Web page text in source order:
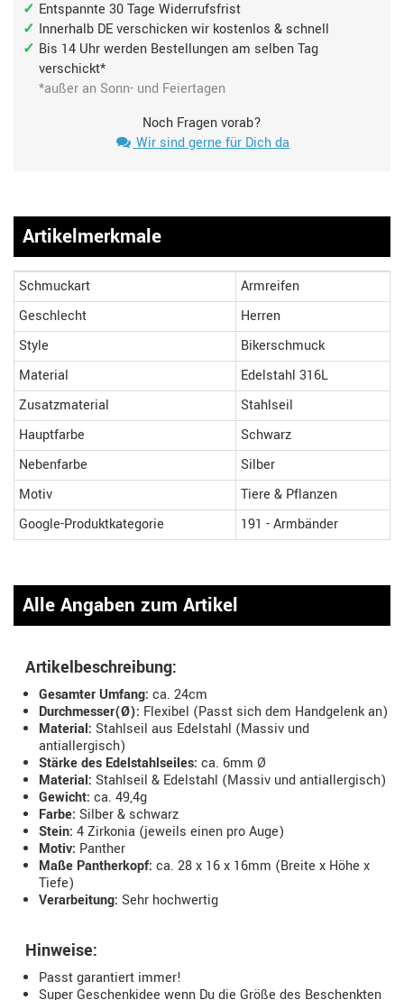
Entspannte 30 Tage Widerrufsfrist
Innerhalb DE verschicken wir kostenlos & schnell
Bis 14 Uhr werden Bestellungen am selben Tag
verschickt*
*außer an Sonn- und Feiertagen
Noch Fragen vorab?
Wir sind gerne für Dich da
Artikelmerkmale
Schmuckart
Armreifen
Geschlecht
Herren
Style
Bikerschmuck
Material
Edelstahl 316L
Zusatzmaterial
Stahlseil
Hauptfarbe
Schwarz
Nebenfarbe
Silber
Motiv
Tiere & Pflanzen
Google-Produktkategorie
191 - Armbänder
Alle Angaben zum Artikel
Artikelbeschreibung:
Gesamter Umfang: ca. 24cm
Durchmesser(Ø): Flexibel (Passt sich dem Handgelenk an)
Material: Stahlseil aus Edelstahl (Massiv und
antiallergisch)
Stärke des Edelstahlseiles: ca. 6mm Ø
Material: Stahlseil & Edelstahl (Massiv und antiallergisch)
Gewicht: ca. 49,4g
Farbe: Silber & schwarz
Stein: 4 Zirkonia (jeweils einen pro Auge)
Motiv: Panther
Maße Pantherkopf: ca. 28 x 16 x 16mm (Breite x Höhe x
Tiefe)
Verarbeitung: Sehr hochwertig
Hinweise:
Passt garantiert immer!
Super Geschenkidee wenn Du die Größe des Beschenkten